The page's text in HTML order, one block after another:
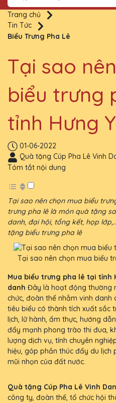
Trang chủ
Tin Tức
Biểu Trưng Pha Lê
Tại sao
biểu trưng
tỉnh Hưng
01-06-2022
Quà tặng Cúp Pha Lê Vinh
Tóm tắt nội dung
Tại sao nên chọn mua biểu
trưng pha lê là món quà tặng
danh, đại hội, tổng kết, họp
tặng biểu trưng pha lê
Tại sao nên chọn mua biểu
Mua biểu trưng pha lê tại tỉnh
danh Đây là hoạt động thường
chức, đoàn thể nhằm vinh
tiêu biểu có thành tích xuất sắc
lịch, lữ hành, ẩm thực, hướng
đẩy mạnh phong trào thi đua,
lượng dịch vụ, tính chuyên
hiệu, góp phần thúc đẩy du
mũi nhọn của đất nước.
Quà tặng Cúp Pha Lê Vinh
công ty, đoàn thể, tổ chức hội